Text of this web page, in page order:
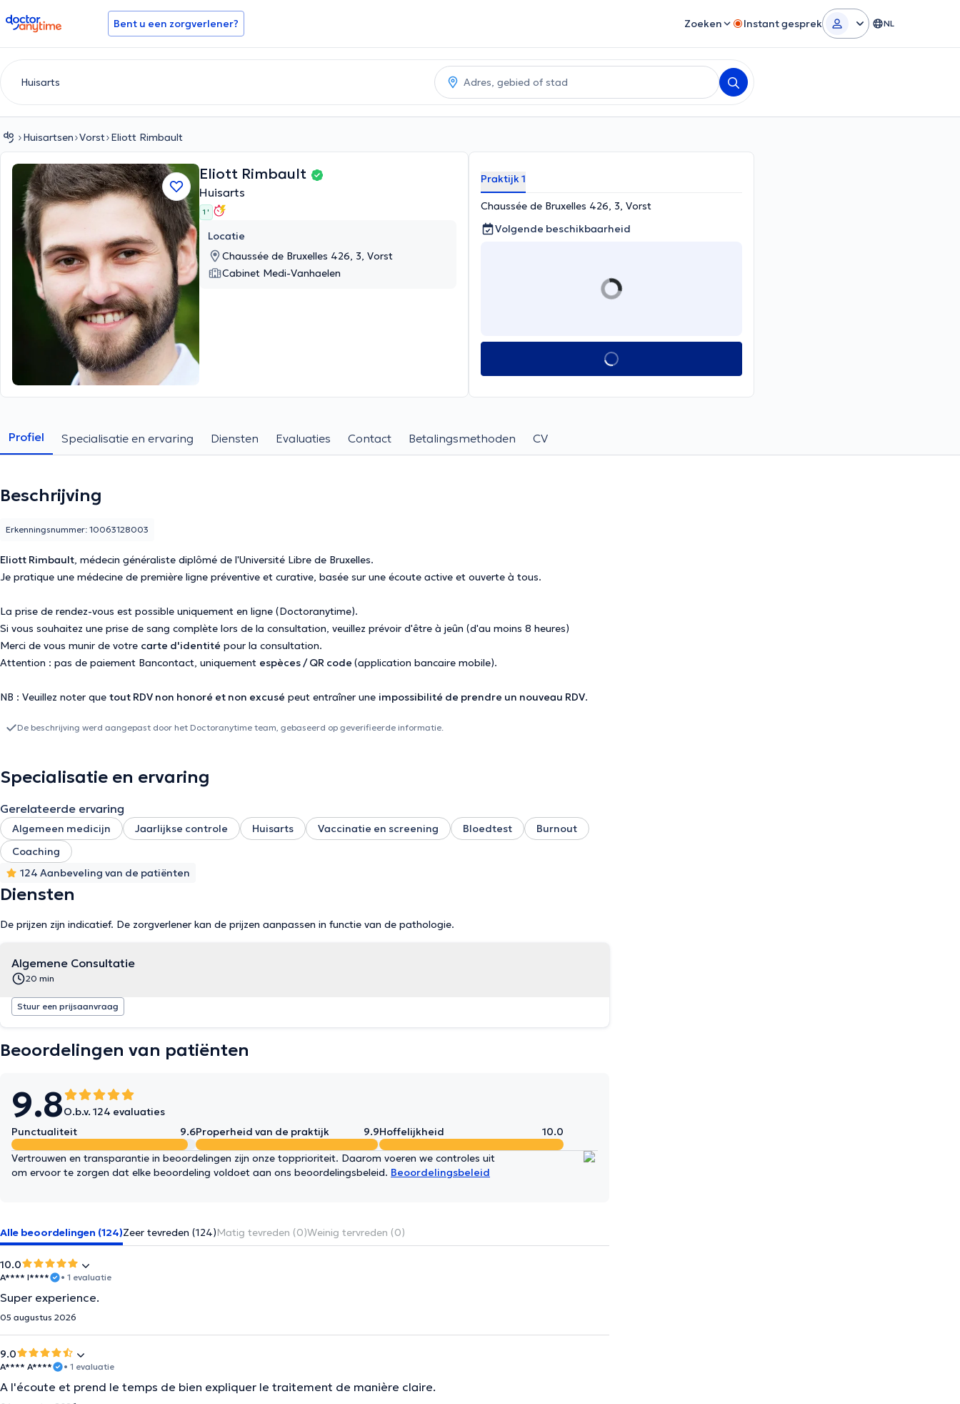
doctoranytime Bent u een zorgverlener? Zoeken Instant gesprek NL
Huisartsen Vorst Eliott Rimbault
Eliott Rimbault
Huisarts
1 '
Locatie
Chaussée de Bruxelles 426, 3, Vorst
Cabinet Medi-Vanhaelen
Praktijk 1
Chaussée de Bruxelles 426, 3, Vorst
Volgende beschikbaarheid
Profiel Specialisatie en ervaring Diensten Evaluaties Contact Betalingsmethoden CV
Beschrijving
Eliott Rimbault, médecin généraliste diplômé de l'Université Libre de Bruxelles.
Je pratique une médecine de première ligne préventive et curative, basée sur une écoute active et ouverte à tous.
La prise de rendez-vous est possible uniquement en ligne (Doctoranytime).
Si vous souhaitez une prise de sang complète lors de la consultation, veuillez prévoir d'être à jeûn (d'au moins 8 heures)
Merci de vous munir de votre carte d'identité pour la consultation.
Attention : pas de paiement Bancontact, uniquement espèces / QR code (application bancaire mobile).
NB : Veuillez noter que tout RDV non honoré et non excusé peut entraîner une impossibilité de prendre un nouveau RDV.
Erkenningsnummer: 10063128003
De beschrijving werd aangepast door het Doctoranytime team, gebaseerd op geverifieerde informatie.
Specialisatie en ervaring
Gerelateerde ervaring
Algemeen medicijn Jaarlijkse controle Huisarts Vaccinatie en screening Bloedtest
Burnout
Coaching
124 Aanbeveling van de patiënten
Diensten
De prijzen zijn indicatief. De zorgverlener kan de prijzen aanpassen in functie van de pathologie.
Algemene Consultatie
20 min
Stuur een prijsaanvraag
Beoordelingen van patiënten
9.8O.b.v. 124 evaluaties
Punctualiteit
9.6Properheid van de praktijk 9.9Hoffelijkheid 10.0
Vertrouwen en transparantie in beoordelingen zijn onze topprioriteit. Daarom voeren we controles uit
om ervoor te zorgen dat elke beoordeling voldoet aan ons beoordelingsbeleid. Beoordelingsbeleid
Alle beoordelingen (124)Zeer tevreden (124)Matig tevreden (0)Weinig tervreden (0)
10.0
A**** I**** • 1 evaluatie
Super experience.
05 augustus 2026
9.0
A**** A**** • 1 evaluatie
A l'écoute et prend le temps de bien expliquer le traitement de manière claire.